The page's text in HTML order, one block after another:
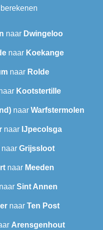
naar Dwingeloo
naar Koekange
naar Rolde
Kootstertille
naar Warfstermolen
naar IJpecolsga
naar Grijssloot
naar Meeden
Sint Annen
naar Ten Post
Arensgenhout